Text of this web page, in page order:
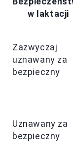
w laktacji
Zazwyczaj
uznawany za
bezpieczny
Uznawany za
bezpieczny